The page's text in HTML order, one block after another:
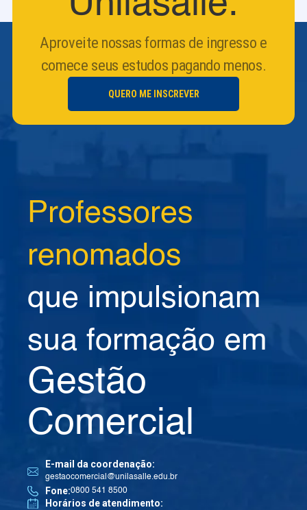
Aproveite nossas formas de ingresso e
comece seus estudos pagando menos.
QUERO ME INSCREVER
Professores
renomados
que impulsionam
sua formação em
Gestão
Comercial
E-mail da coordenação:
gestaocomercial@unilasalle.edu.br
Fone:0800 541 8500
Horários de atendimento: